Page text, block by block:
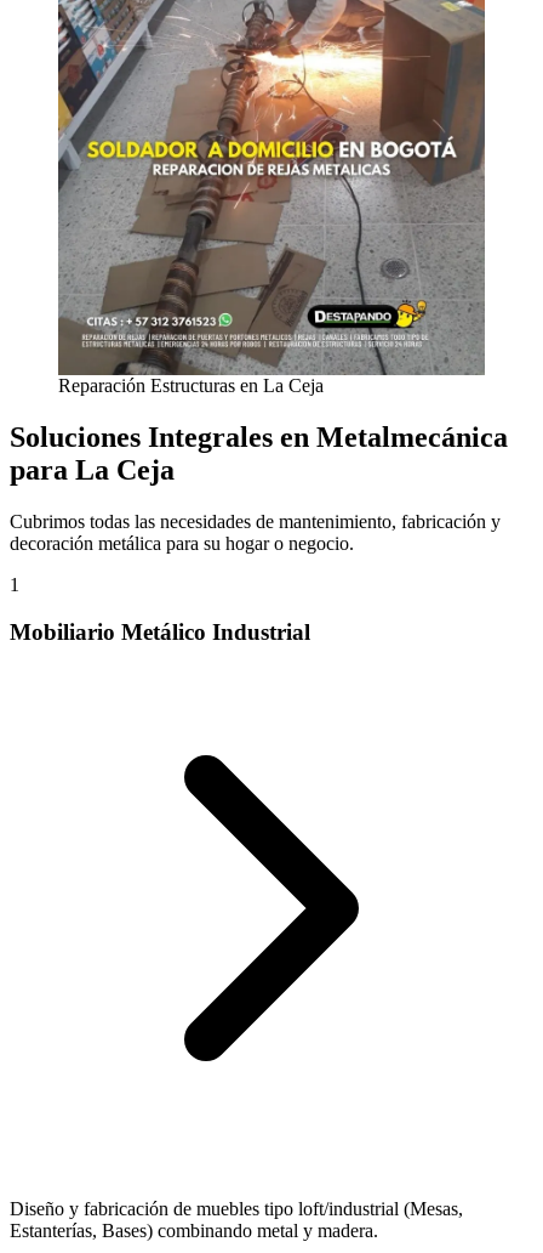
Reparación Estructuras en La Ceja
Soluciones Integrales en Metalmecánica
para La Ceja
Cubrimos todas las necesidades de mantenimiento, fabricación y
decoración metálica para su hogar o negocio.
1
Mobiliario Metálico Industrial
Diseño y fabricación de muebles tipo loft/industrial (Mesas,
Estanterías, Bases) combinando metal y madera.